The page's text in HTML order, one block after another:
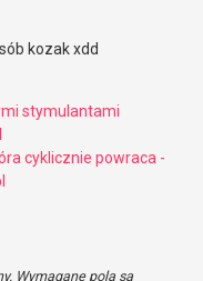
kozak xdd
stymulantami
cyklicznie powraca -
Wymagane pola są